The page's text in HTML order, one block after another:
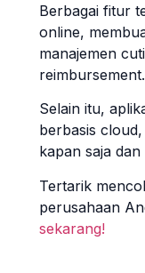
Berbagai fitur
online,
manajemen
reimbursement.
Selain itu,
berbasis
kapan saja dan
Tertarik
perusahaan
sekarang!